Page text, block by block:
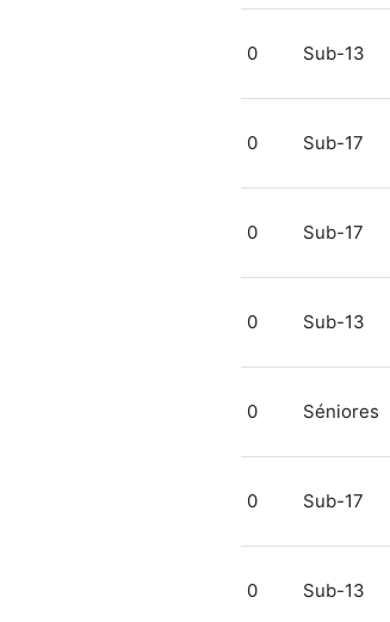
0 Sub-13
0 Sub-17
0 Sub-17
0 Sub-13
0 Séniores
0 Sub-17
0 Sub-13